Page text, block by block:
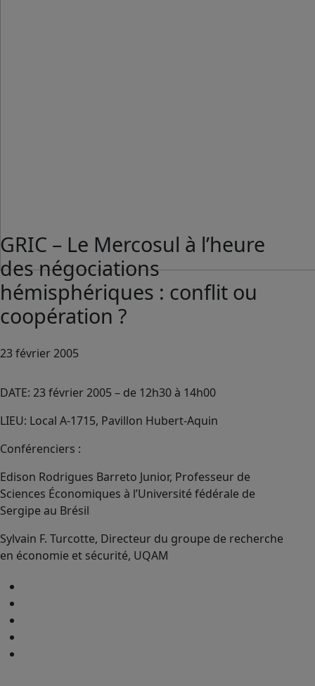
GRIC – Le Mercosul à l’heure
des négociations
hémisphériques : conflit ou
coopération ?
23 février 2005
DATE: 23 février 2005 – de 12h30 à 14h00
LIEU: Local A-1715, Pavillon Hubert-Aquin
Conférenciers :
Edison Rodrigues Barreto Junior, Professeur de
Sciences Économiques à l’Université fédérale de
Sergipe au Brésil
Sylvain F. Turcotte, Directeur du groupe de recherche
en économie et sécurité, UQAM